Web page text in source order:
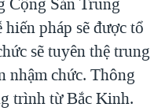
TỪ NÔNG THÔN MỸ
pháp sẽ được tổ
sẽ tuyên thệ trung
nhậm chức. Thông
trình từ Bắc Kinh.